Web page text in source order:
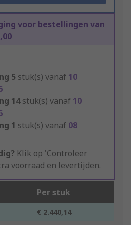
voor bestellingen van
5 stuk(s) vanaf 10
14stuk(s) vanaf 10
1 stuk(s) vanaf 08
Klik op 'Controleer
voorraad en levertijden.
Per stuk
€ 2.440,14